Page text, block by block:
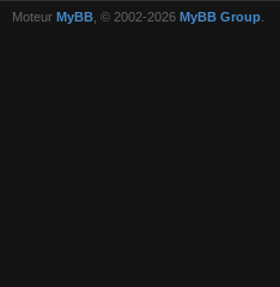
Moteur MyBB , © 2002-2026 MyBB Group